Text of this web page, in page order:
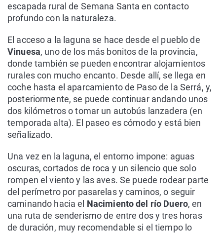
escapada rural de Semana Santa en contacto
profundo con la naturaleza.
El acceso a la laguna se hace desde el pueblo de
Vinuesa, uno de los más bonitos de la provincia,
donde también se pueden encontrar alojamientos
rurales con mucho encanto. Desde allí, se llega en
coche hasta el aparcamiento de Paso de la Serrá, y,
posteriormente, se puede continuar andando unos
dos kilómetros o tomar un autobús lanzadera (en
temporada alta). El paseo es cómodo y está bien
señalizado.
Una vez en la laguna, el entorno impone: aguas
oscuras, cortados de roca y un silencio que solo
rompen el viento y las aves. Se puede rodear parte
del perímetro por pasarelas y caminos, o seguir
caminando hacia el Nacimiento del río Duero, en
una ruta de senderismo de entre dos y tres horas
de duración, muy recomendable si el tiempo lo